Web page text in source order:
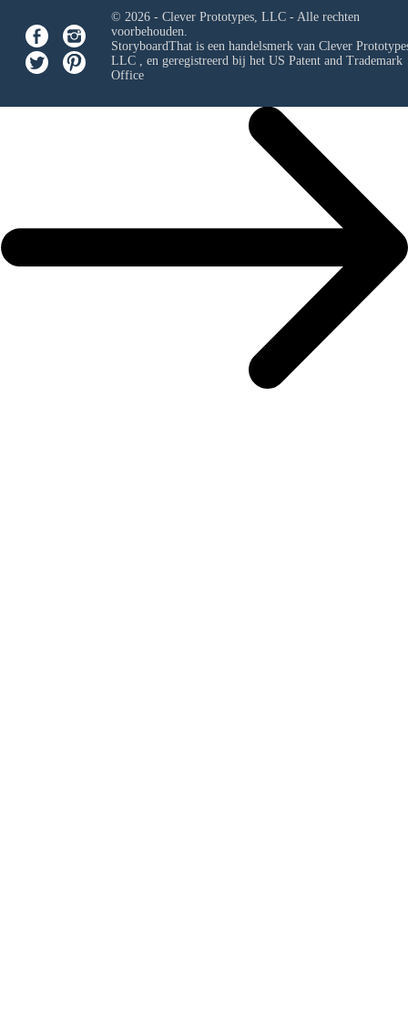
© 2026 - Clever Prototypes, LLC - Alle rechten
voorbehouden.
StoryboardThat is een handelsmerk van Clever
LLC, en geregistreerd bij het US Patent and Trademark
Office